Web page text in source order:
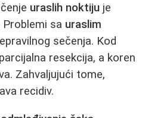
uraslih noktiju je
sa uraslim
sečenja. Kod
resekcija, a koren
Zahvaljujući tome,
recidiv.